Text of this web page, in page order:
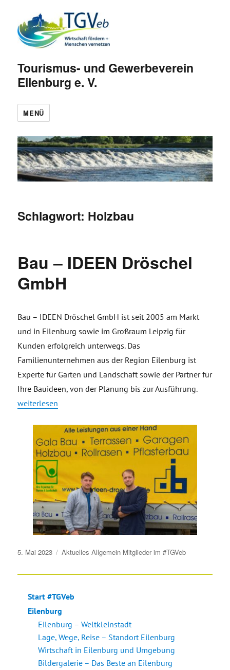
Tourismus- und Gewerbeverein
Eilenburg e. V.
MENÜ
Schlagwort: Holzbau
Bau – IDEEN Dröschel
GmbH
Bau – IDEEN Dröschel GmbH ist seit 2005 am Markt
und in Eilenburg sowie im Großraum Leipzig für
Kunden erfolgreich unterwegs. Das
Familienunternehmen aus der Region Eilenburg ist
Experte für Garten und Landschaft sowie der Partner für
Ihre Bauideen, von der Planung bis zur Ausführung.
„Bau – IDEEN Dröschel GmbH“
weiterlesen
Veröffentlicht
5. Mai 2023 Aktuelles Allgemein Mitglieder im #TGVeb
Start #TGVeb
Eilenburg
Eilenburg – Weltkleinstadt
Lage, Wege, Reise – Standort Eilenburg
Wirtschaft in Eilenburg und Umgebung
Bildergalerie – Das Beste an Eilenburg